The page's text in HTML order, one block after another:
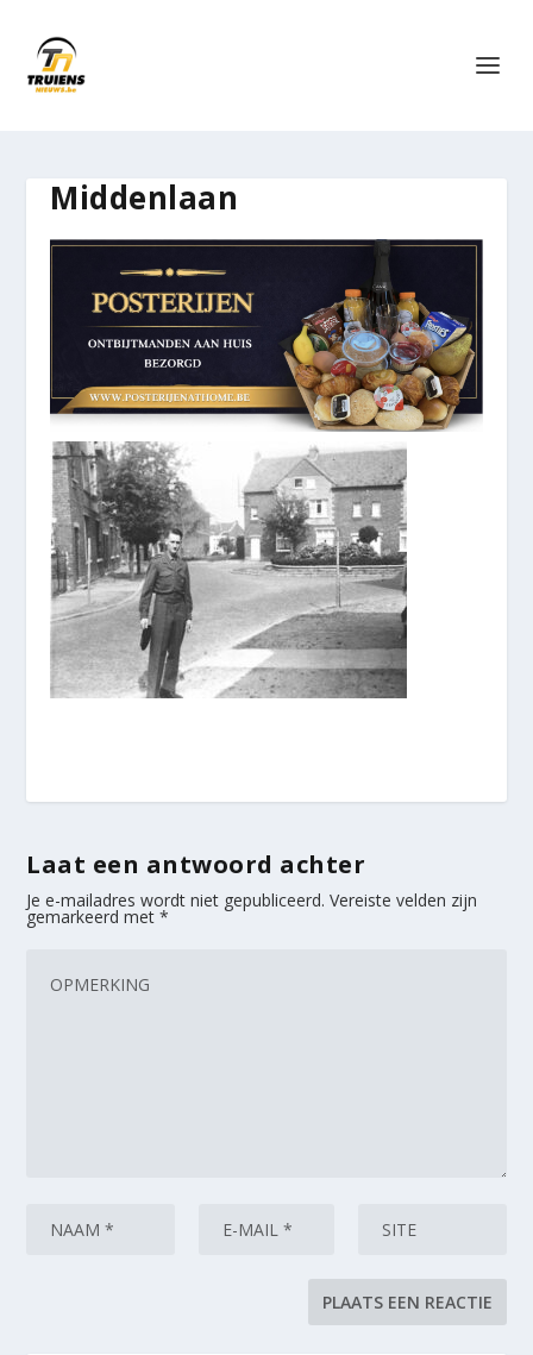
Middenlaan
Laat een antwoord achter
Je e-mailadres wordt niet gepubliceerd. Vereiste velden zijn
gemarkeerd met*